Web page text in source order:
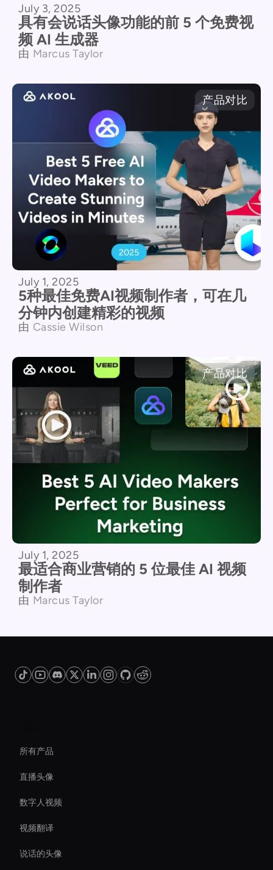
July 3, 2025
具有会说话头像功能的前 5 个免费视
频 AI 生成器
由 Marcus Taylor
产品对比
July 1, 2025
5种最佳免费AI视频制作者，可在几
分钟内创建精彩的视频
由 Cassie Wilson
产品对比
July 1, 2025
最适合商业营销的 5 位最佳 AI 视频
制作者
由 Marcus Taylor
所有产品
直播头像
数字人视频
视频翻译
说话的头像